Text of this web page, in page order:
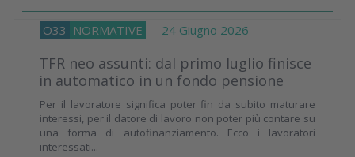
O33 NORMATIVE 24 Giugno 2026
TFR neo assunti: dal primo luglio finisce
in automatico in un fondo pensione
Per il lavoratore significa poter fin da subito maturare
interessi, per il datore di lavoro non poter più contare su
una forma di autofinanziamento. Ecco i lavoratori
interessati...